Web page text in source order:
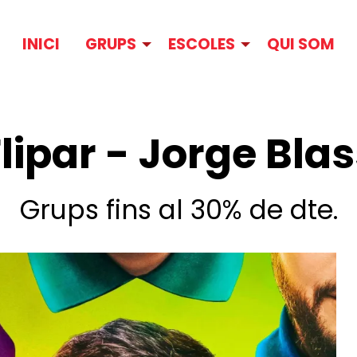
INICI GRUPS ESCOLES QUI SOM
- Jorge
Grups fins al 30% de dte.